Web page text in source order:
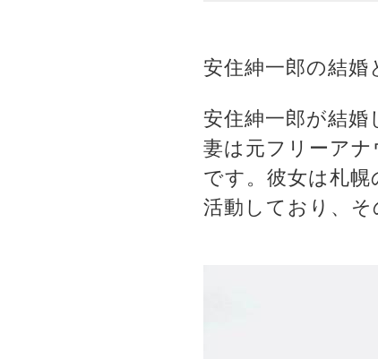
安住紳一郎の結婚
安住紳一郎が結婚
妻は元フリーア
です。彼女は札
活動しており、